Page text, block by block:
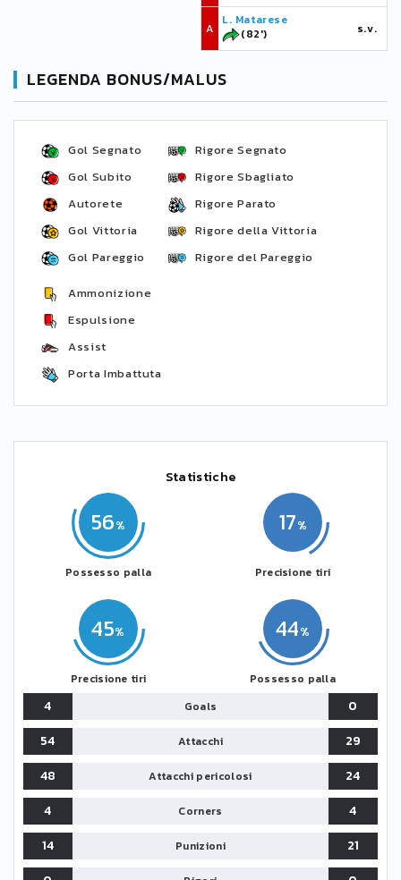
A
L. Matarese
(82')
s.v.
LEGENDA BONUS/MALUS
Gol Segnato
Gol Subito
Autorete
Gol Vittoria
Gol Pareggio
Rigore Segnato
Rigore Sbagliato
Rigore Parato
Rigore della Vittoria
Rigore del Pareggio
Ammonizione
Espulsione
Assist
Porta Imbattuta
Statistiche
56
Possesso palla
45
Precisione tiri
44
Possesso palla
17
Precisione tiri
4 Goals
0
54
Attacchi
29
48
Attacchi pericolosi
24
4
Corners
4
14
Punizioni
21